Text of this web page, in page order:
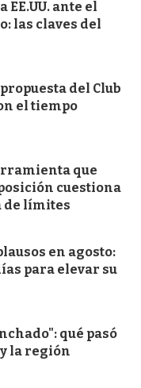
ante el
las claves del
del Club
el tiempo
que
cuestiona
de límites
en agosto:
para elevar su
qué pasó
la región